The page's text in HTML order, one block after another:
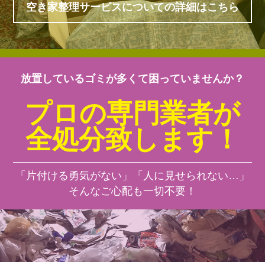
空き家整理サービスについての詳細はこちら
放置しているゴミが多くて困っていませんか？
プロの専門業者が
全処分致します！
「片付ける勇気がない」「人に見せられない…」
そんなご心配も一切不要！